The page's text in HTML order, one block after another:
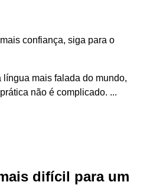
confiança, siga para o
língua mais falada do mundo,
não é complicado. ...
difícil para um